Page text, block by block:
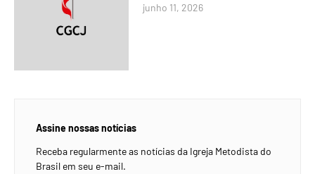
junho 11, 2026
Assine nossas notícias
Receba regularmente as notícias da Igreja Metodista do
Brasil em seu e-mail.